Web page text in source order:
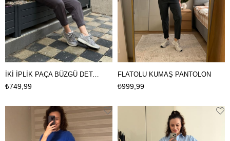
İKİ İPLİK PAÇA BÜZGÜ DETAYLI PANTOLON
₺749,99
FLATOLU KUMAŞ PANTOLON
₺999,99